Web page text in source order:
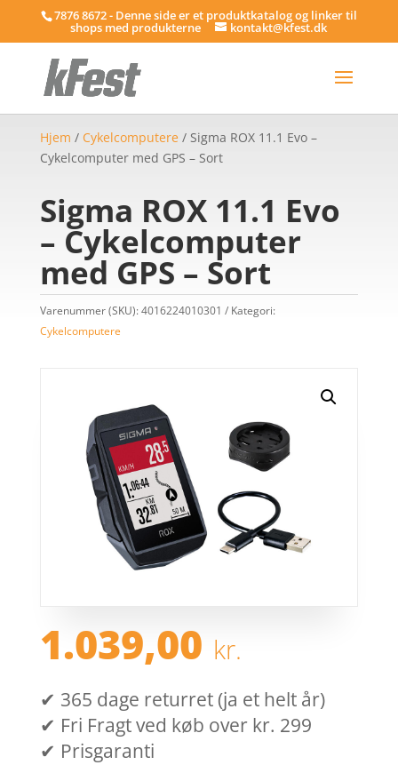
7876 8672 - Denne side er et produktkatalog og linker til
shops med produkterne kontakt@kfest.dk
Hjem / Cykelcomputere/ Sigma ROX 11.1 Evo –
Cykelcomputer med GPS – Sort
Sigma ROX 11.1 Evo
– Cykelcomputer
med GPS – Sort
Varenummer (SKU):4016224010301
Kategori:
Cykelcomputere
1.039,00 kr.
✔ 365 dage returret (ja et helt år)
✔ Fri Fragt ved køb over kr. 299
✔ Prisgaranti